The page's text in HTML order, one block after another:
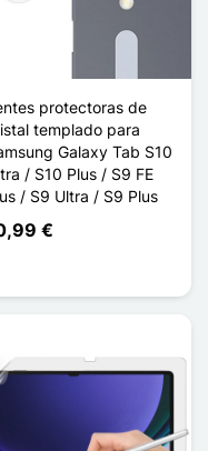
protectoras de
templado para
Galaxy Tab S10
/ S10 Plus / S9 FE
/ S9 Ultra / S9 Plus
€